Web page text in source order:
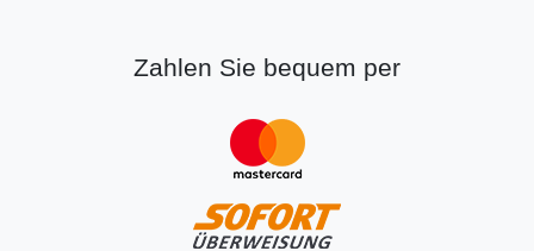
Zahlen Sie bequem per